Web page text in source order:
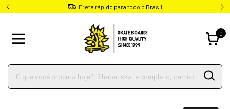
Frete rápido para todo o Brasil
0